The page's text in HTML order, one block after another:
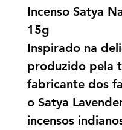
Incenso Satya
15g
Inspirado na
produzido pela
fabricante dos
o Satya
incensos